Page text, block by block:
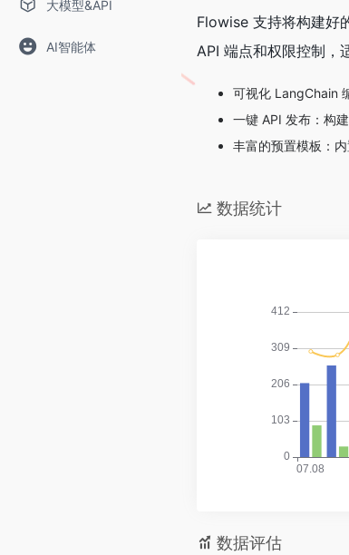
大模型&API
AI智能体
Flowise 支持将构建好
API 端点和权限控制，
可视化 LangChain
一键 API 发布：构
丰富的预置模板：
数据统计
数据评估